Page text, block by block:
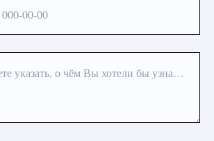
Здесь Вы можете указать, о чём Вы хотели бы узнать или какая процедура Вас интересует